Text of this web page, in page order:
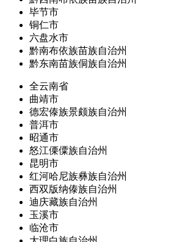
毕节市
铜仁市
六盘水市
黔南布依族苗族自治州
黔东南苗族侗族自治州
全云南省
曲靖市
德宏傣族景颇族自治州
普洱市
昭通市
怒江傈僳族自治州
昆明市
红河哈尼族彝族自治州
西双版纳傣族自治州
迪庆藏族自治州
玉溪市
临沧市